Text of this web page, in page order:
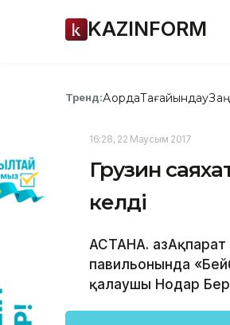
KAZINFORM
Тренд:АқордаТағайындау
16:28, 22 Маусым 2017
Грузин
келді
АСТАНА.
павильонында
қалаушы Нодар